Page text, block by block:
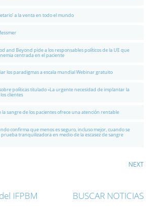
a la venta en todo el mundo
and Beyond pide a los responsables políticos de la UE que
centrada en el paciente
los paradigmas a escala mundial Webinar gratuito
políticas titulado «La urgente necesidad de implantar la
clientes
la sangre de los pacientes ofrece una atención rentable
confirma que menos es seguro, incluso mejor, cuando se
tranquilizadora en medio de la escasez de sangre
NEXT
IFPBM BUSCAR NOTICIAS